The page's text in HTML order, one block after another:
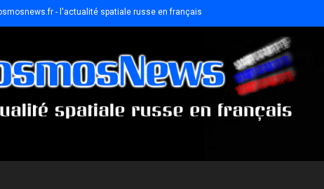
- l'actualité spatiale russe en français